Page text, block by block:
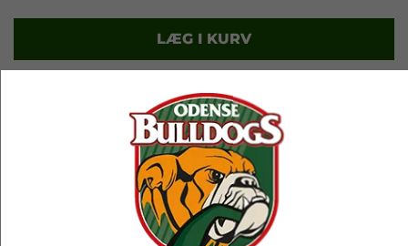
LÆG I KURV
Leveringstid: 1-3 hverdage
RELATEREDE PRODUKTER